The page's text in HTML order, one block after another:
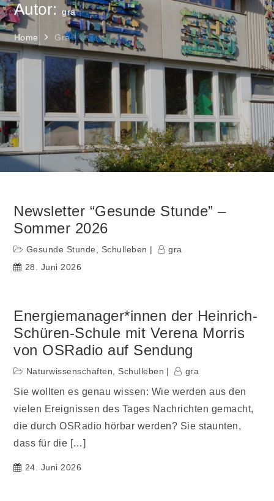
Autor: gra
Home Gra
Newsletter “Gesunde Stunde” –
Sommer 2026
Gesunde Stunde Schulleben
gra
28. Juni 2026
Energiemanager*innen der Heinrich-
Schüren-Schule mit Verena Morris
von OSRadio auf Sendung
Naturwissenschaften Schulleben gra
Sie wollten es genau wissen: Wie werden aus den
vielen Ereignissen des Tages Nachrichten gemacht,
die durch OSRadio hörbar werden? Sie staunten,
dass für die […]
24. Juni 2026